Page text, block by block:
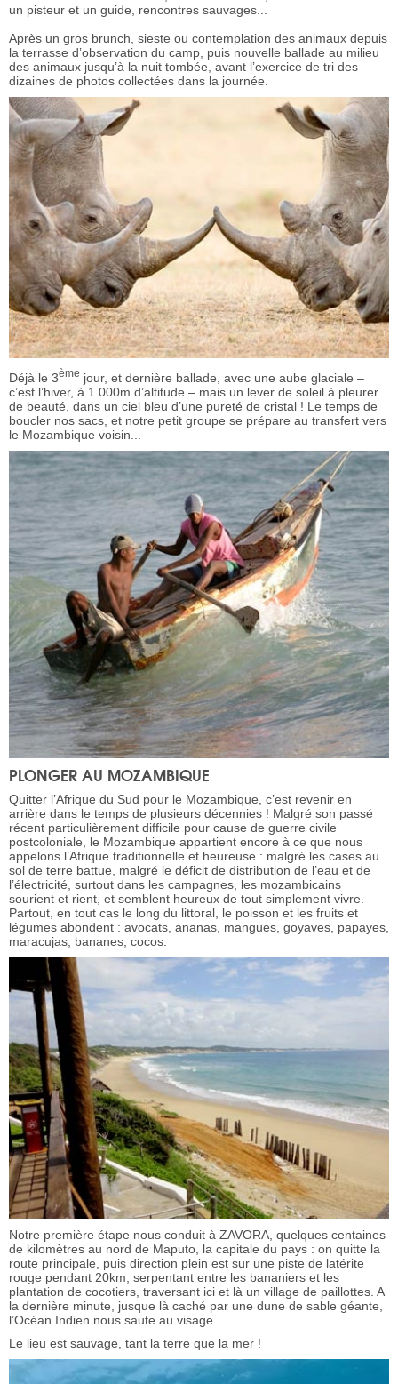
un pisteur et un guide, rencontres sauvages...
Après un gros brunch, sieste ou contemplation des animaux depuis
la terrasse d’observation du camp, puis nouvelle ballade au milieu
des animaux jusqu’à la nuit tombée, avant l’exercice de tri des
dizaines de photos collectées dans la journée.
Déjà le 3ème jour, et dernière ballade, avec une aube glaciale –
c’est l’hiver, à 1.000m d’altitude – mais un lever de soleil à pleurer
de beauté, dans un ciel bleu d’une pureté de cristal ! Le temps de
boucler nos sacs, et notre petit groupe se prépare au transfert vers
le Mozambique voisin...
PLONGER AU MOZAMBIQUE
Quitter l’Afrique du Sud pour le Mozambique, c’est revenir en
arrière dans le temps de plusieurs décennies ! Malgré son passé
récent particulièrement difficile pour cause de guerre civile
postcoloniale, le Mozambique appartient encore à ce que nous
appelons l’Afrique traditionnelle et heureuse : malgré les cases au
sol de terre battue, malgré le déficit de distribution de l’eau et de
l’électricité, surtout dans les campagnes, les mozambicains
sourient et rient, et semblent heureux de tout simplement vivre.
Partout, en tout cas le long du littoral, le poisson et les fruits et
légumes abondent : avocats, ananas, mangues, goyaves, papayes,
maracujas, bananes, cocos.
Notre première étape nous conduit à ZAVORA, quelques centaines
de kilomètres au nord de Maputo, la capitale du pays : on quitte la
route principale, puis direction plein est sur une piste de latérite
rouge pendant 20km, serpentant entre les bananiers et les
plantation de cocotiers, traversant ici et là un village de paillottes. A
la dernière minute, jusque là caché par une dune de sable géante,
l’Océan Indien nous saute au visage.
Le lieu est sauvage, tant la terre que la mer !